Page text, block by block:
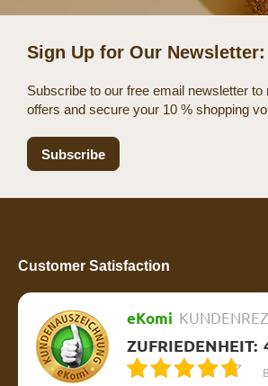
Sign Up for Our Newsletter:
Subscribe to our free email newsletter to
offers and secure your 10 % shopping
Subscribe
Customer Satisfaction
eKomi
ZUFRIEDENHEIT: